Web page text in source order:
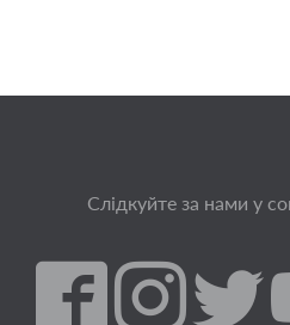
Слідкуйте за нами у